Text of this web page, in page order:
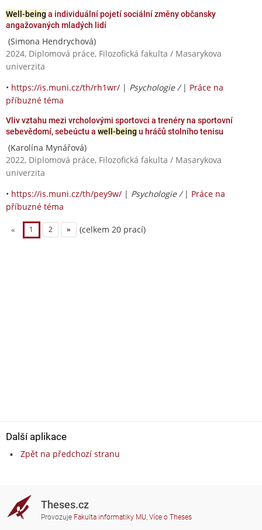
Well-being a individuální pojetí sociální změny občansky
angažovaných mladých lidí
(Simona Hendrychová)
2024, Diplomová práce, Filozofická fakulta / Masarykova
univerzita
• https://is.muni.cz/th/rh1wr/ | Psychologie / | Práce na
příbuzné téma
Vliv vztahu mezi vrcholovými sportovci a trenéry na sportovní
sebevědomí, sebeúctu a well-being u hráčů stolního tenisu
(Karolína Mynářová)
2022, Diplomová práce, Filozofická fakulta / Masarykova
univerzita
• https://is.muni.cz/th/pey9w/ | Psychologie / | Práce na
příbuzné téma
« 1 2 » (celkem 20 prací)
Další aplikace
Zpět na předchozí stranu
Theses.cz
Provozuje Fakulta informatiky MU, Více o Theses